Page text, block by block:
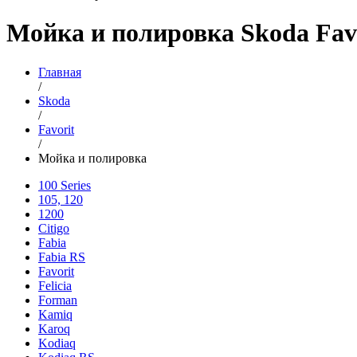
Мойка и полировка Skoda
Главная
/
Skoda
/
Favorit
/
Мойка и полировка
100 Series
105, 120
1200
Citigo
Fabia
Fabia RS
Favorit
Felicia
Forman
Kamiq
Karoq
Kodiaq